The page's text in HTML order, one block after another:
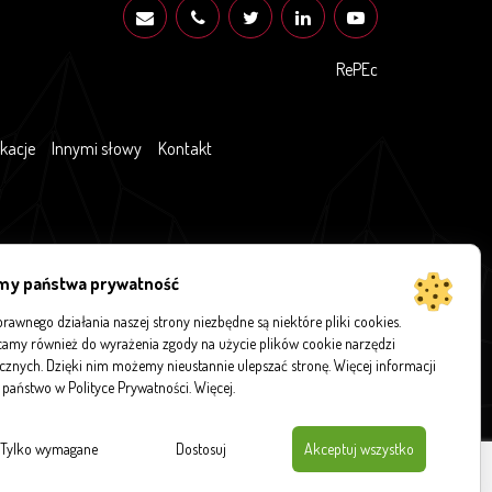
państwa prywatność
działania naszej strony niezbędne są niektóre pliki cookies.
również do wyrażenia zgody na użycie plików cookie narzędzi
Dzięki nim możemy nieustannie ulepszać stronę. Więcej informacji
w Polityce Prywatności. Więcej
Dostosuj
Tylko wymagane Akceptuj wszystko
RePEc
Innymi słowy Kontakt